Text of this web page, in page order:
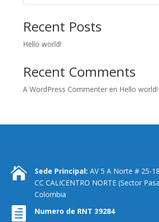
Recent Posts
Hello world!
Recent Comments
A WordPress Commenteren Hello world!
 Sede Principal: AV 5 A Norte # 25-
CC CALICENTRO NORTE (Sector
Colombia
 Numero de RNT 39284